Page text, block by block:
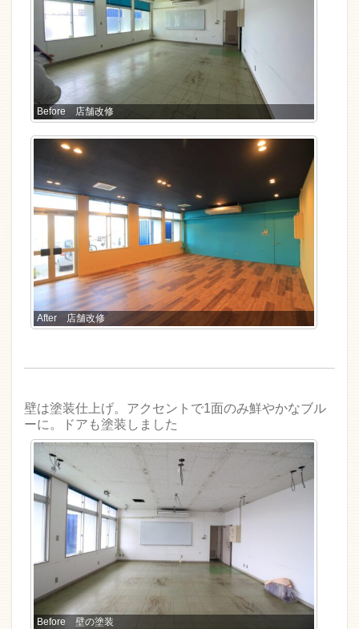
Before 店舗改修
After 店舗改修
壁は塗装仕上げ。アクセントで1面のみ鮮やかなブル
ーに。ドアも塗装しました
Before 壁の塗装